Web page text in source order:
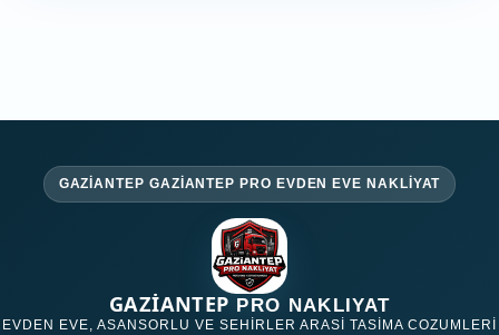
GAZIANTEP GAZIANTEP PRO EVDEN EVE NAKLIYAT
GAZİANTEP PRO NAKLIYAT
EVDEN EVE, ASANSORLU VE SEHIRLER ARASI TASIMA COZUMLERI